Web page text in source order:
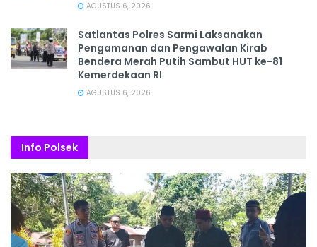
AGUSTUS 6, 2026
Satlantas Polres Sarmi Laksanakan
Pengamanan dan Pengawalan Kirab
Bendera Merah Putih Sambut HUT ke-81
Kemerdekaan RI
AGUSTUS 6, 2026
Info Polsek